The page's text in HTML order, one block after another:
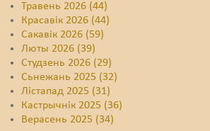
Травень 2026 (44)
Красавік 2026 (44)
Сакавік 2026 (59)
Люты 2026 (39)
Студзень 2026 (29)
Сьнежань 2025 (32)
Лістапад 2025 (31)
Кастрычнік 2025 (36)
Верасень 2025 (34)